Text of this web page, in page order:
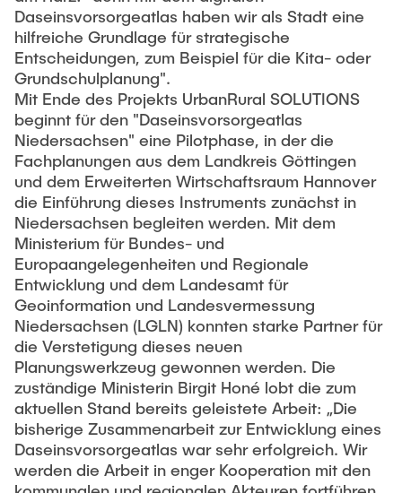
Daseinsvorsorgeatlas haben wir als Stadt eine
hilfreiche Grundlage für strategische
Entscheidungen, zum Beispiel für die Kita- oder
Grundschulplanung".
Mit Ende des Projekts UrbanRural SOLUTIONS
beginnt für den "Daseinsvorsorgeatlas
Niedersachsen" eine Pilotphase, in der die
Fachplanungen aus dem Landkreis Göttingen
und dem Erweiterten Wirtschaftsraum Hannover
die Einführung dieses Instruments zunächst in
Niedersachsen begleiten werden. Mit dem
Ministerium für Bundes- und
Europaangelegenheiten und Regionale
Entwicklung und dem Landesamt für
Geoinformation und Landesvermessung
Niedersachsen (LGLN) konnten starke Partner für
die Verstetigung dieses neuen
Planungswerkzeug gewonnen werden. Die
zuständige Ministerin Birgit Honé lobt die zum
aktuellen Stand bereits geleistete Arbeit: „Die
bisherige Zusammenarbeit zur Entwicklung eines
Daseinsvorsorgeatlas war sehr erfolgreich. Wir
werden die Arbeit in enger Kooperation mit den